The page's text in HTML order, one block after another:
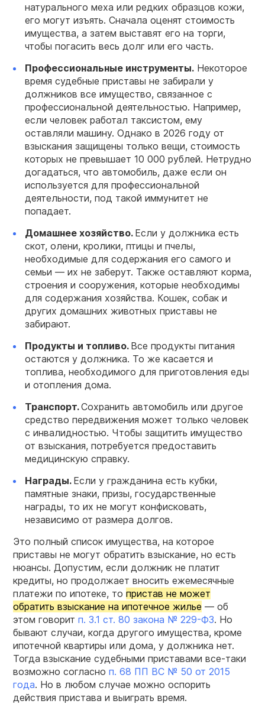
натурального меха или редких образцов кожи,
его могут изъять. Сначала оценят стоимость
имущества, а затем выставят его на торги,
чтобы погасить весь долг или его часть.
Профессиональные инструменты. Некоторое
время судебные приставы не забирали у
должников все имущество, связанное с
профессиональной деятельностью. Например,
если человек работал таксистом, ему
оставляли машину. Однако в 2026 году от
взыскания защищены только вещи, стоимость
которых не превышает 10 000 рублей. Нетрудно
догадаться, что автомобиль, даже если он
используется для профессиональной
деятельности, под такой иммунитет не
попадает.
Домашнее хозяйство. Если у должника есть
скот, олени, кролики, птицы и пчелы,
необходимые для содержания его самого и
семьи — их не заберут. Также оставляют корма,
строения и сооружения, которые необходимы
для содержания хозяйства. Кошек, собак и
других домашних животных приставы не
забирают.
Продукты и топливо. Все продукты питания
остаются у должника. То же касается и
топлива, необходимого для приготовления еды
и отопления дома.
Транспорт.Сохранить автомобиль или другое
средство передвижения может только человек
с инвалидностью. Чтобы защитить имущество
от взыскания, потребуется предоставить
медицинскую справку.
Награды. Если у гражданина есть кубки,
памятные знаки, призы, государственные
награды, то их не могут конфисковать,
независимо от размера долгов.
Это полный список имущества, на которое
приставы не могут обратить взыскание, но есть
нюансы. Допустим, если должник не платит
кредиты, но продолжает вносить ежемесячные
платежи по ипотеке, то пристав не может
обратить взыскание на ипотечное жилье — об
этом говорит п. 3.1 ст. 80 закона № 229-ФЗ. Но
бывают случаи, когда другого имущества, кроме
ипотечной квартиры или дома, у должника нет.
Тогда взыскание судебными приставами все-таки
возможно согласно п. 68 ПП ВС № 50 от 2015
года. Но в любом случае можно оспорить
действия пристава и выиграть время.